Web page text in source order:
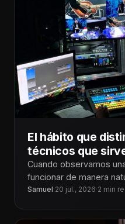
El hábito que
técnicos que
Cuando observamos
funcionar de manera
cuentan con los mejores
Samuel·20 jul., 2026·2 min